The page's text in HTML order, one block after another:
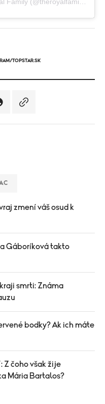
TOPSTAR.SK
zmení váš osud k
Gáboríková takto
smrti: Známa
bodky? Ak ich máte
Z čoho však žije
Mária Bartalos?